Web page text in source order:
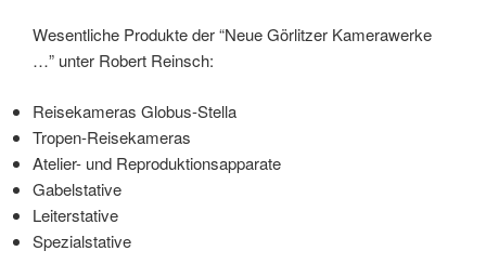
Wesentliche Produkte der “Neue Görlitzer Kamerawerke
…” unter Robert Reinsch:
Reisekameras Globus-Stella
Tropen-Reisekameras
Atelier- und Reproduktionsapparate
Gabelstative
Leiterstative
Spezialstative